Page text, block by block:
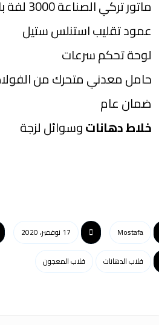
ماتور تركي الصناعة 3000 لفة بالدقيقة
عمود تقليب استنلس ستيل
لوحة تحكم سرعات
حامل معدني متحرك من
ضمان عام
خلاط دهاناتوسوائل لزجة
Mostafa 17 نوفمبر، 2020
قلاب الدهانات قلاب المعجون